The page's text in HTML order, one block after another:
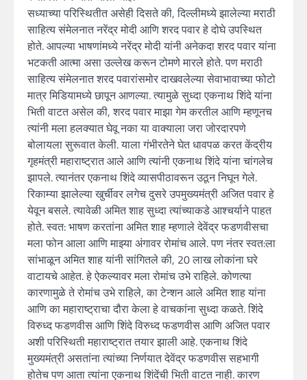
सध्याच्या परिस्थितीत असेही दिसते की, दिल्लीमध्ये झालेल्या मराठी
साहित्य संमेलनात नरेंद्र मोदी आणि शरद पवार हे दोघे उपस्थित
होते. आपल्या भाषणांमध्ये नरेंद्र मोदी यांनी अनेकदा शरद पवार यांना
भटकती आत्मा असा उल्लेख करून टोमणे मारले होते. पण मराठी
साहित्य संमेलनात शरद पवारांसमोर दाखवलेल्या सेवाभावाच्या फोटो
मात्र मिडियामध्ये छापून आणल्या. त्यामुळे सुध्दा एकनाथ शिंदे यांना
भिती वाटत असेल की, शरद पवार माझा गेम करतील आणि म्हणूनच
त्यांनी मला हलक्यात घेवू नका या वाक्याला जरा जोरदारपणे
बोलायला सुरूवात केली. याला गंभीरतेने घेत धावपळ करत केंद्रीय
गृहमंत्री महाराष्ट्रात आले आणि त्यांनी एकनाथ शिंदे यांना चांगलेच
झापले. त्यानंतर एकनाथ शिंदे व्यासपीठावरून उठून निघून गेले.
रिकाम्या झालेल्या खुर्चीवर लगेच दुसरे उपमुख्यमंत्री अजित पवार हे
येवून बसले. त्यावेळी अमित शाह सुध्दा त्यांच्याकडे आश्चर्याने पाहत
होते. स्वत: भाषण करतांना अमित शाह म्हणाले देवेंद्र फडणवीसचा
मला फोन आला आणि माझ्या अंगावर रोमांच आले. पण नंतर स्वत:ला
सांभाळून अमित शाह यांनी सांगितले की, 20 लाख लोकांना घरे
वाटायचे आहेत. हे ऐकल्यावर मला रोमांच उभे राहिले. कोणत्या
कारणामुळे ते रोमांच उभे राहिले, का टेन्शन आले अमित शाह यांना
आणि का महाराष्ट्राचा दौरा केला हे वाचकांना सुध्दा कळते. शिंदे
विरुध्द फडणवीस आणि शिंदे विरुध्द फडणवीस आणि अजित पवार
अशी परिस्थिती महाराष्ट्रात तयार झाली आहे. एकनाथ शिंदे
मुख्यमंत्री असतांना त्यांच्या निर्णयात देवेंद्र फडणवीस सहभागी
होतेच पण आता त्यांना एकनाथ शिंदेंची भिती वाटत नाही. कारण